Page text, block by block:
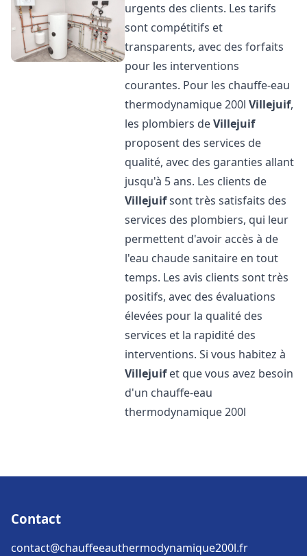
urgents des clients. Les tarifs
sont compétitifs et
transparents, avec des forfaits
pour les interventions
courantes. Pour les chauffe-eau
thermodynamique 200lVillejuif,
les plombiers deVillejuif
proposent des services de
qualité, avec des garanties allant
jusqu'à 5 ans. Les clients de
Villejuifsont très satisfaits des
services des plombiers, qui leur
permettent d'avoir accès à de
l'eau chaude sanitaire en tout
temps. Les avis clients sont très
positifs, avec des évaluations
élevées pour la qualité des
services et la rapidité des
interventions. Si vous habitez à
Villejuifet que vous avez besoin
d'un chauffe-eau
thermodynamique 200l
Contact
contact@chauffeeauthermodynamique200l.fr